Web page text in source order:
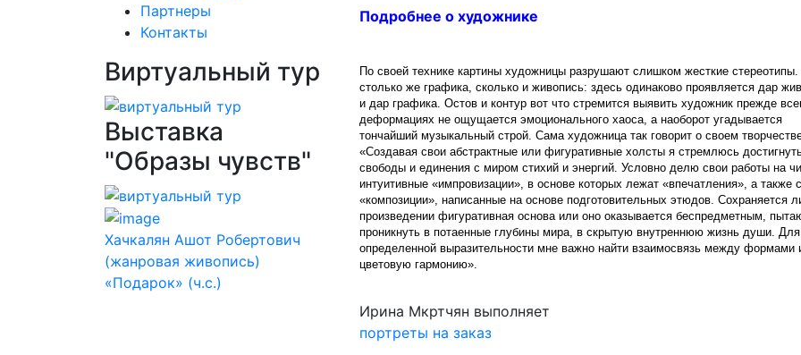
Партнеры
Контакты
Виртуальный тур
Выставка
"Образы чувств"
Хачкалян Ашот Робертович
(жанровая живопись)
«Подарок» (ч.с.)
Подробнее о художнике
По своей технике картины художницы разрушают слишком жесткие
столько же графика, сколько и живопись: здесь одинаково проявляется дар
и дар графика. Остов и контур вот что стремится выявить художник прежде
деформациях не ощущается эмоционального хаоса, а наоборот угадывается
тончайший музыкальный строй. Сама художница так говорит о своем
«Создавая свои абстрактные или фигуративные холсты я стремлюсь
свободы и единения с миром стихий и энергий. Условно делю свои работы на
интуитивные «импровизации», в основе которых лежат «впечатления», а также
«композиции», написанные на основе подготовительных этюдов. Сохраняется
произведении фигуративная основа или оно оказывается беспредметным,
проникнуть в потаенные глубины мира, в скрытую внутреннюю жизнь души. Для
определенной выразительности мне важно найти взаимосвязь между формами
цветовую гармонию».
Ирина Мкртчян выполняет
портреты на заказ